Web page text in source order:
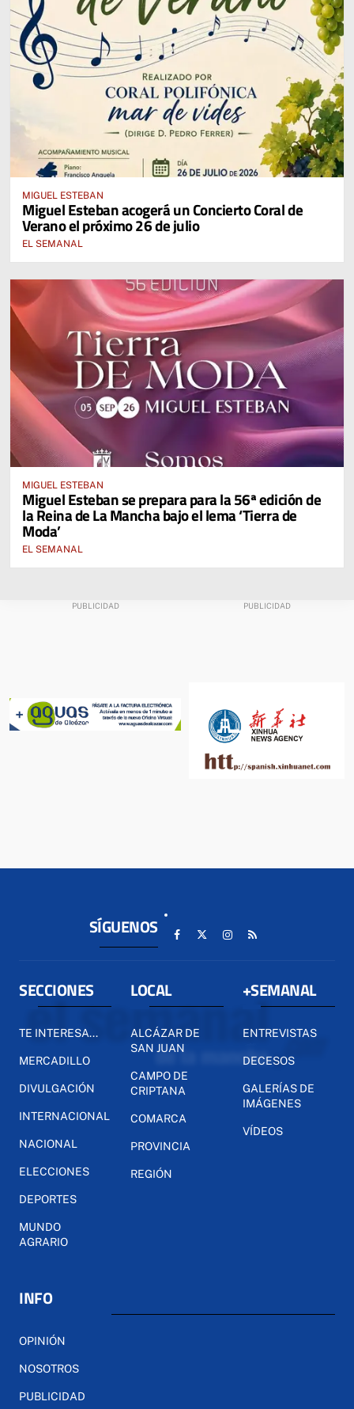
MIGUEL ESTEBAN
Miguel Esteban acogerá un Concierto Coral de
Verano el próximo 26 de julio
EL SEMANAL
MIGUEL ESTEBAN
Miguel Esteban se prepara para la 56ª edición de
la Reina de La Mancha bajo el lema ‘Tierra de
Moda’
EL SEMANAL
SÍGUENOS
SECCIONES
TE INTERESA...
MERCADILLO
DIVULGACIÓN
INTERNACIONAL
NACIONAL
ELECCIONES
DEPORTES
MUNDO
AGRARIO
LOCAL
ALCÁZAR DE
SAN JUAN
CAMPO DE
CRIPTANA
COMARCA
PROVINCIA
REGIÓN
+SEMANAL
ENTREVISTAS
DECESOS
GALERÍAS DE
IMÁGENES
VÍDEOS
INFO
OPINIÓN
NOSOTROS
PUBLICIDAD